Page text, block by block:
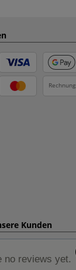
Rechnung
Kunden
no reviews yet.